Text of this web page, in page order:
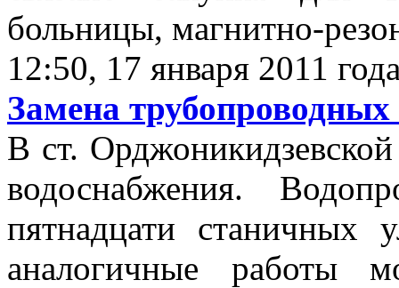
больницы, магнитно-
12:50, 17 января 2011
Замена
В ст. Орджоникидзевской
водоснабжения.
пятнадцати
аналогичные